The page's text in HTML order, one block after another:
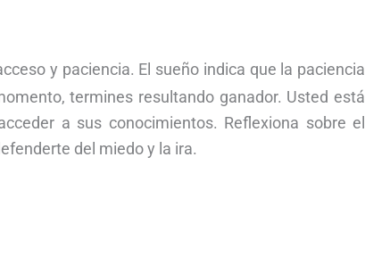
y paciencia. El sueño indica que la paciencia
termines resultando ganador. Usted está
a sus conocimientos. Reflexiona sobre el
del miedo y la ira.